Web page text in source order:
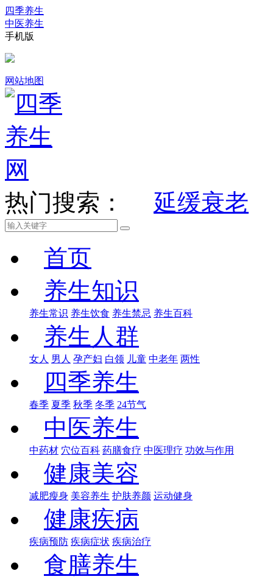
四季养生
中医养生
手机版
网站地图
热门搜索： 延缓衰老
首页
养生知识
养生常识 养生饮食 养生禁忌 养生百科
养生人群
女人 男人 孕产妇 白领 儿童 中老年 两性
四季养生
春季 夏季 秋季 冬季 24节气
中医养生
中药材 穴位百科 药膳食疗 中医理疗 功效与作用
健康美容
减肥瘦身 美容养生 护肤养颜 运动健身
健康疾病
疾病预防 疾病症状 疾病治疗
食膳养生